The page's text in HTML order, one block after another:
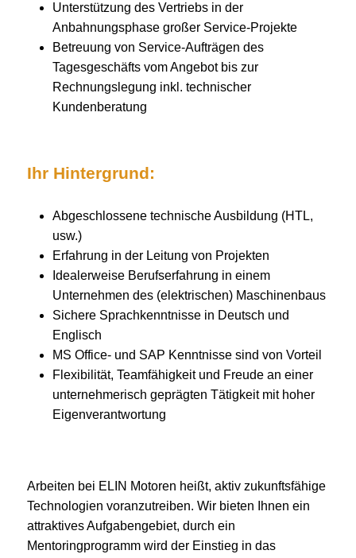
Unterstützung des Vertriebs in der
Anbahnungsphase großer Service-Projekte
Betreuung von Service-Aufträgen des
Tagesgeschäfts vom Angebot bis zur
Rechnungslegung inkl. technischer
Kundenberatung
Ihr Hintergrund:
Abgeschlossene technische Ausbildung (HTL,
usw.)
Erfahrung in der Leitung von Projekten
Idealerweise Berufserfahrung in einem
Unternehmen des (elektrischen) Maschinenbaus
Sichere Sprachkenntnisse in Deutsch und
Englisch
MS Office- und SAP Kenntnisse sind von Vorteil
Flexibilität, Teamfähigkeit und Freude an einer
unternehmerisch geprägten Tätigkeit mit hoher
Eigenverantwortung
Arbeiten bei ELIN Motoren heißt, aktiv zukunftsfähige
Technologien voranzutreiben. Wir bieten Ihnen ein
attraktives Aufgabengebiet, durch ein
Mentoringprogramm wird der Einstieg in das